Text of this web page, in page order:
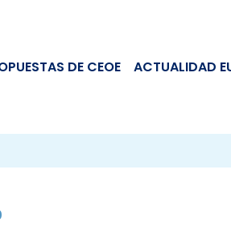
DE CEOE ACTUALIDAD